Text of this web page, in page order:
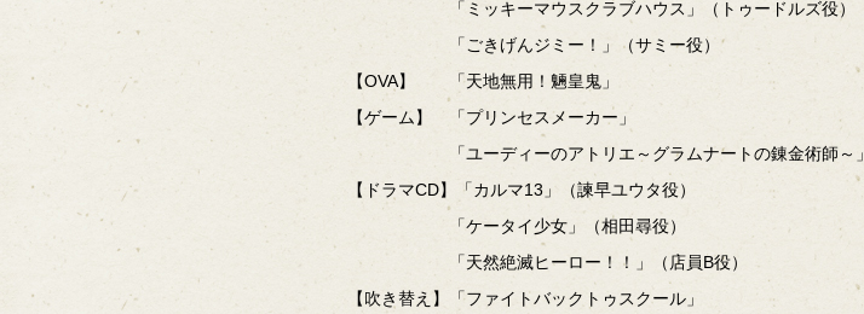
「ミッキーマウスクラブハウス」（トゥードルズ役）
「ごきげんジミー！」（サミー役）
【OVA】 「天地無用！魎皇鬼」
【ゲーム】 「プリンセスメーカー」
「ユーディーのアトリエ～グラムナートの錬金術師～」
【ドラマCD】「カルマ13」（諫早ユウタ役）
「ケータイ少女」（相田尋役）
「天然絶滅ヒーロー！！」（店員B役）
【吹き替え】「ファイトバックトゥスクール」